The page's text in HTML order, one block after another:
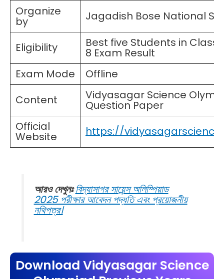
Organize
by Jagadish Bose National
Eligibility Best five Students in
8 Exam Result
Exam Mode
Offline
Content
Vidyasagar Science
Question Paper
Official
Website https://
আরও দেখুনঃ বিদ্যাসাগর সায়েন্স অলিম্পিয়াড
2025 পরীক্ষার আবেদন পদ্ধতি এবং প্রয়োজনীয়
নথিপত্র।
Download Vidyasagar Science